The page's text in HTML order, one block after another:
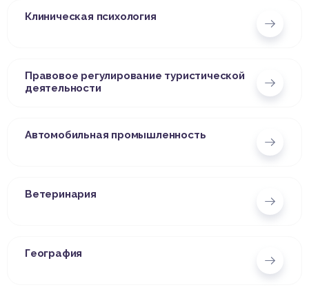
Клиническая психология
Правовое регулирование туристической
деятельности
Автомобильная промышленность
Ветеринария
География